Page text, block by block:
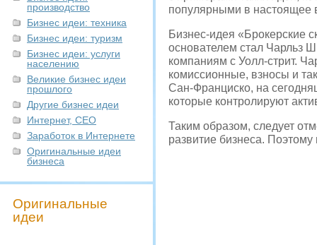
производство
Бизнес идеи: техника
Бизнес идеи: туризм
Бизнес идеи: услуги
населению
Великие бизнес идеи
прошлого
Другие бизнес идеи
Интернет, СЕО
Заработок в Интернете
Оригинальные идеи
бизнеса
Оригинальные
идеи
популярными в настоящее
Бизнес-идея «Брокерские
основателем стал Чарльз
компаниям с Уолл-стрит.
комиссионные, взносы и
Сан-Франциско, на
которые контролируют
Таким образом, следует
развитие бизнеса.